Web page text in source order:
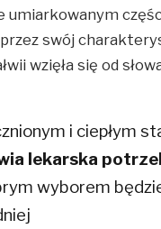
swój
wzięła się od
i ciepłym
lekarska
wyborem